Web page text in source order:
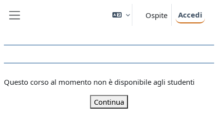
Ospite Accedi
Questo corso al momento non è disponibile agli studenti
Continua